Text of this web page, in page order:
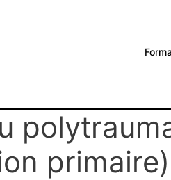
primaire)